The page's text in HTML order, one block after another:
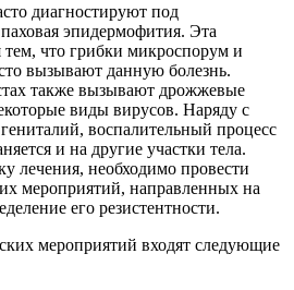
диагностируют под
эпидермофития. Эта
тем, что грибки микроспорум и
вызывают данную болезнь.
также вызывают дрожжевые
виды вирусов. Наряду с
воспалительный процесс
и на другие участки тела.
лечения, необходимо провести
мероприятий, направленных на
его резистентности.
мероприятий входят следующие